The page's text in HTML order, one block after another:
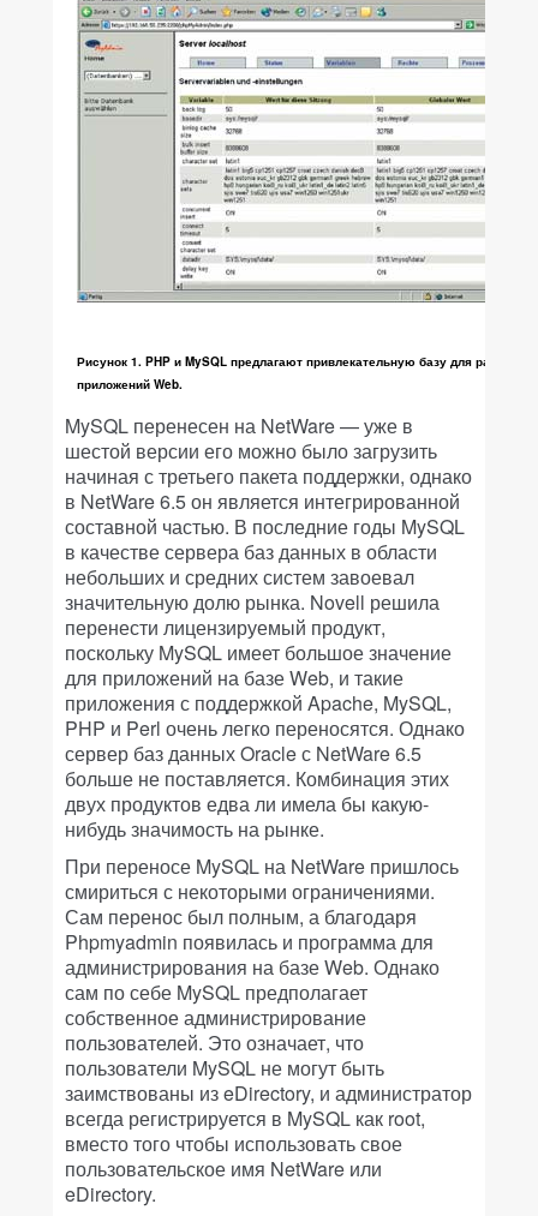
Рисунок 1. PHP и MySQL предлагают привлекательную базу для
приложений Web.
MySQL перенесен на NetWare — уже в
шестой версии его можно было загрузить
начиная с третьего пакета поддержки, однако
в NetWare 6.5 он является интегрированной
составной частью. В последние годы MySQL
в качестве сервера баз данных в области
небольших и средних систем завоевал
значительную долю рынка. Novell решила
перенести лицензируемый продукт,
поскольку MySQL имеет большое значение
для приложений на базе Web, и такие
приложения с поддержкой Apache, MySQL,
PHP и Perl очень легко переносятся. Однако
сервер баз данных Oracle с NetWare 6.5
больше не поставляется. Комбинация этих
двух продуктов едва ли имела бы какую-
нибудь значимость на рынке.
При переносе MySQL на NetWare пришлось
смириться с некоторыми ограничениями.
Сам перенос был полным, а благодаря
Phpmyadmin появилась и программа для
администрирования на базе Web. Однако
сам по себе MySQL предполагает
собственное администрирование
пользователей. Это означает, что
пользователи MySQL не могут быть
заимствованы из eDirectory, и администратор
всегда регистрируется в MySQL как root,
вместо того чтобы использовать свое
пользовательское имя NetWare или
eDirectory.